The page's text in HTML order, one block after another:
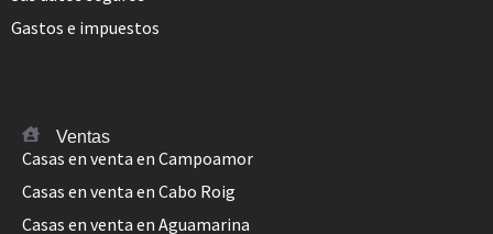
Gastos e impuestos
Ventas
Casas en venta en Campoamor
Casas en venta en Cabo Roig
Casas en venta en Aguamarina